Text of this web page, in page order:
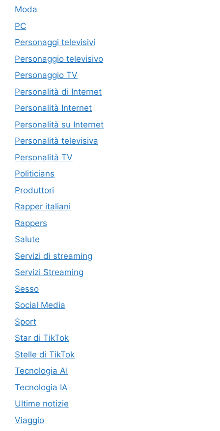
Moda
PC
Personaggi televisivi
Personaggio televisivo
Personaggio TV
Personalità di Internet
Personalità Internet
Personalità su Internet
Personalità televisiva
Personalità TV
Politicians
Produttori
Rapper italiani
Rappers
Salute
Servizi di streaming
Servizi Streaming
Sesso
Social Media
Sport
Star di TikTok
Stelle di TikTok
Tecnologia AI
Tecnologia IA
Ultime notizie
Viaggio